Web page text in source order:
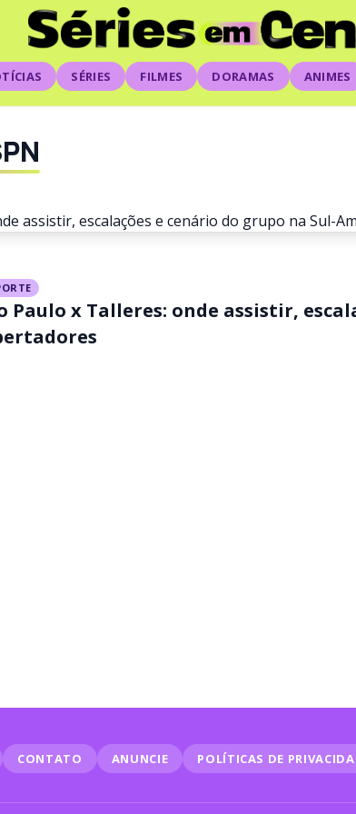
SÉRIES FILMES DORAMAS ANIMES
Corinthians: onde
Paulo x Talleres: onde assistir,
CONTATO ANUNCIE POLÍTICAS DE